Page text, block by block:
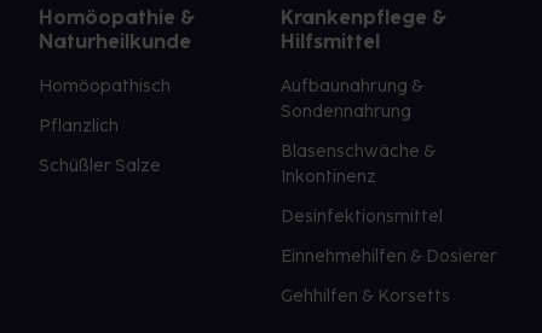
Homöopathie &
Naturheilkunde
Homöopathisch
Pflanzlich
Schüßler Salze
Krankenpflege &
Hilfsmittel
Aufbaunahrung &
Sondennahrung
Blasenschwäche &
Inkontinenz
Desinfektionsmittel
Einnehmehilfen & Dosierer
Gehhilfen & Korsetts